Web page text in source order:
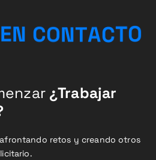
EN CONTACTO
¿Trabajar
retos y creando otros